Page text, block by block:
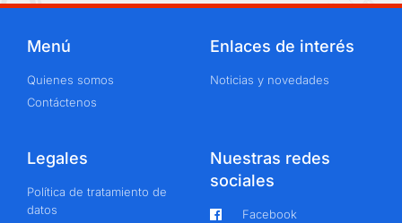
Menú
Quienes somos
Contáctenos
Enlaces de interés
Noticias y novedades
Legales
Política de tratamiento de
datos
Nuestras redes
sociales
Facebook